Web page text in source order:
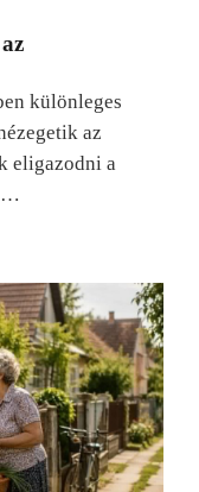
különleges
az
eligazodni a